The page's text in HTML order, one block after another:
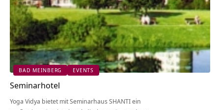
BAD MEINBERG EVENTS
Seminarhotel
Yoga Vidya bietet mit Seminarhaus SHANTI ein